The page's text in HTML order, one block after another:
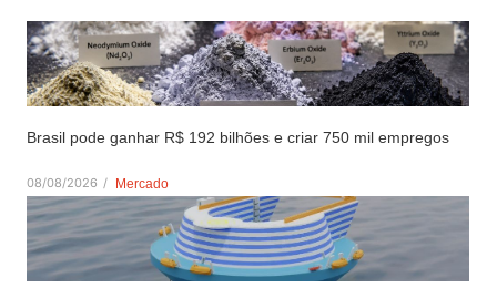
Brasil pode ganhar R$ 192 bilhões e criar 750 mil empregos
08/08/2026 / Mercado